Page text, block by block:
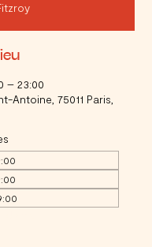
– 23:00
Antoine, 75011 Paris,